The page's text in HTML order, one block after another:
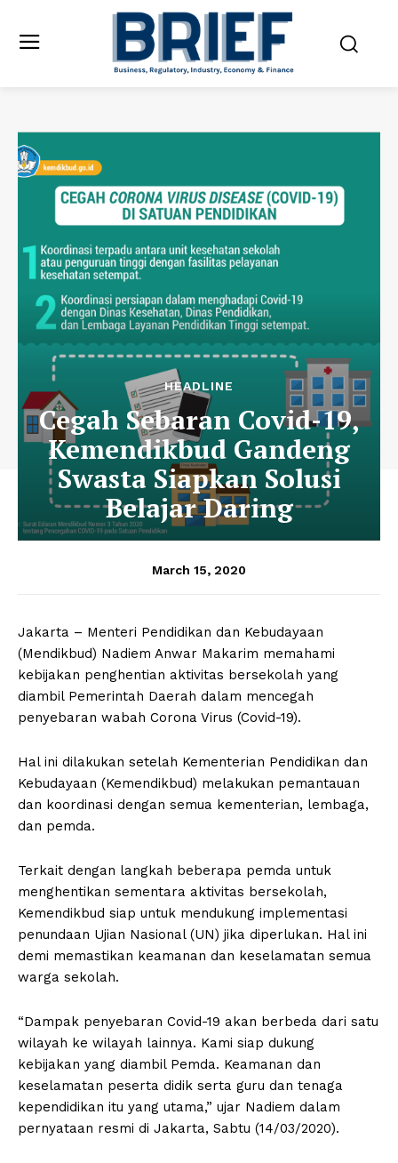
HEADLINE
Cegah Sebaran Covid-19,
Kemendikbud Gandeng
Swasta Siapkan Solusi
Belajar Daring
March 15, 2020
Jakarta – Menteri Pendidikan dan Kebudayaan
(Mendikbud) Nadiem Anwar Makarim memahami
kebijakan penghentian aktivitas bersekolah yang
diambil Pemerintah Daerah dalam mencegah
penyebaran wabah Corona Virus (Covid-19).
Hal ini dilakukan setelah Kementerian Pendidikan dan
Kebudayaan (Kemendikbud) melakukan pemantauan
dan koordinasi dengan semua kementerian, lembaga,
dan pemda.
Terkait dengan langkah beberapa pemda untuk
menghentikan sementara aktivitas bersekolah,
Kemendikbud siap untuk mendukung implementasi
penundaan Ujian Nasional (UN) jika diperlukan. Hal ini
demi memastikan keamanan dan keselamatan semua
warga sekolah.
“Dampak penyebaran Covid-19 akan berbeda dari satu
wilayah ke wilayah lainnya. Kami siap dukung
kebijakan yang diambil Pemda. Keamanan dan
keselamatan peserta didik serta guru dan tenaga
kependidikan itu yang utama,” ujar Nadiem dalam
pernyataan resmi di Jakarta, Sabtu (14/03/2020).